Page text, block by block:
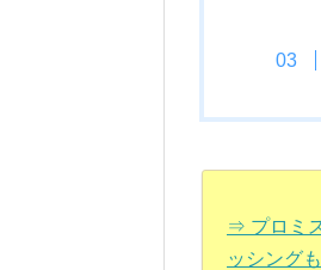
⇒ プロミ
ッシング